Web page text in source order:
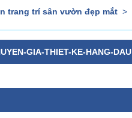
trang trí sân vườn đẹp mắt >
GIA-THIET-KE-HANG-DAU